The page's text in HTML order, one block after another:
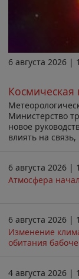
6 августа 2026 |
Космическая
Министерство
новое
влиять на
6 августа 2026 |
Атмосфера
6 августа 2026 |
Изменение
обитания
4 августа 2026 |